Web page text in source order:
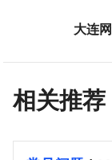
大连
相关推荐